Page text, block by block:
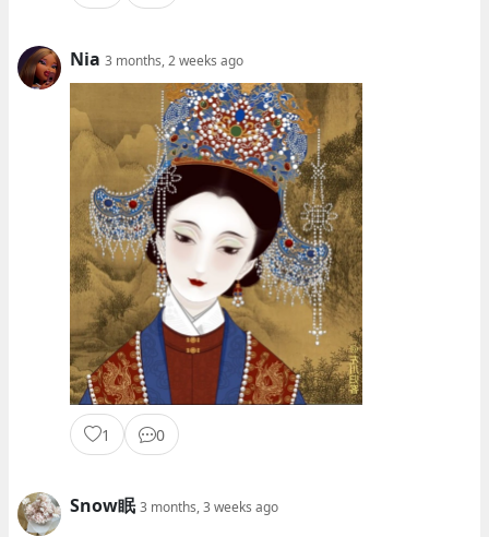
Nia 3 months, 2 weeks ago
1 0
Snow眠 3 months, 3 weeks ago